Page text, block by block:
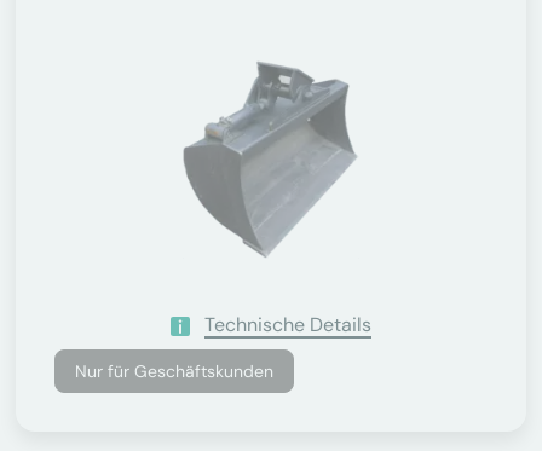
Technische Details
Nur für Geschäftskunden